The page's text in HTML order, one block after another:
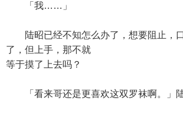
「我……」
陆昭已经不知怎么办了，想要阻止，
了，但上手，那不就
等于摸了上去吗？
「看来哥还是更喜欢这双罗袜啊。」